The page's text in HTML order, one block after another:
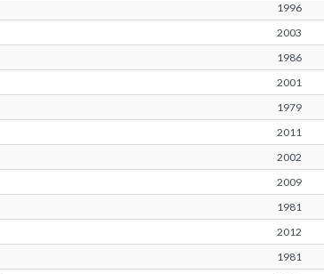
1996
2003
1986
2001
1979
2011
2002
2009
1981
2012
1981